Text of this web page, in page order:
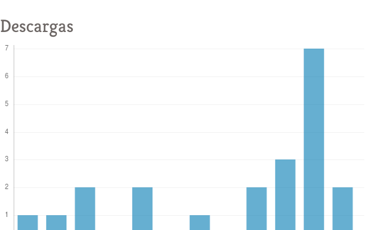
Descargas